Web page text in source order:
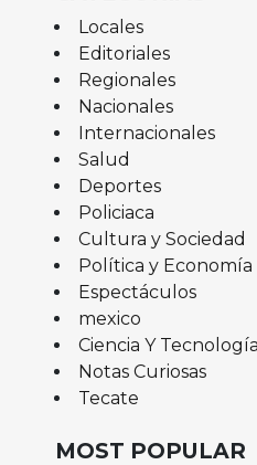
Locales
Editoriales
Regionales
Nacionales
Internacionales
Salud
Deportes
Policiaca
Cultura y Sociedad
Política y Economía
Espectáculos
mexico
Ciencia Y Tecnología
Notas Curiosas
Tecate
MOST POPULAR